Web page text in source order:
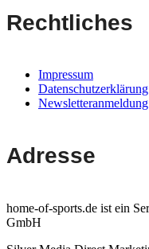
Rechtliches
Impressum
Datenschutzerklärung
Newsletteranmeldung
Adresse
home-of-sports.de ist ein
GmbH